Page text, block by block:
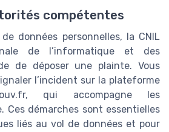
compétentes
données personnelles, la CNIL
de l’informatique et des
de déposer une plainte. Vous
l’incident sur la plateforme
qui accompagne les
Ces démarches sont essentielles
liés au vol de données et pour